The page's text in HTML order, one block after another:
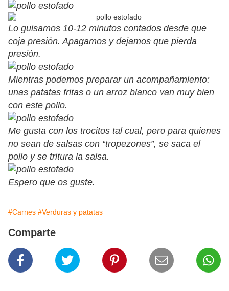
Lo guisamos 10-12 minutos contados desde que
coja presión. Apagamos y dejamos que pierda
presión.
Mientras podemos preparar un acompañamiento:
unas patatas fritas o un arroz blanco van muy bien
con este pollo.
Me gusta con los trocitos tal cual, pero para quienes
no sean de salsas con “tropezones”, se saca el
pollo y se tritura la salsa.
Espero que os guste.
#Carnes #Verduras y patatas
Comparte